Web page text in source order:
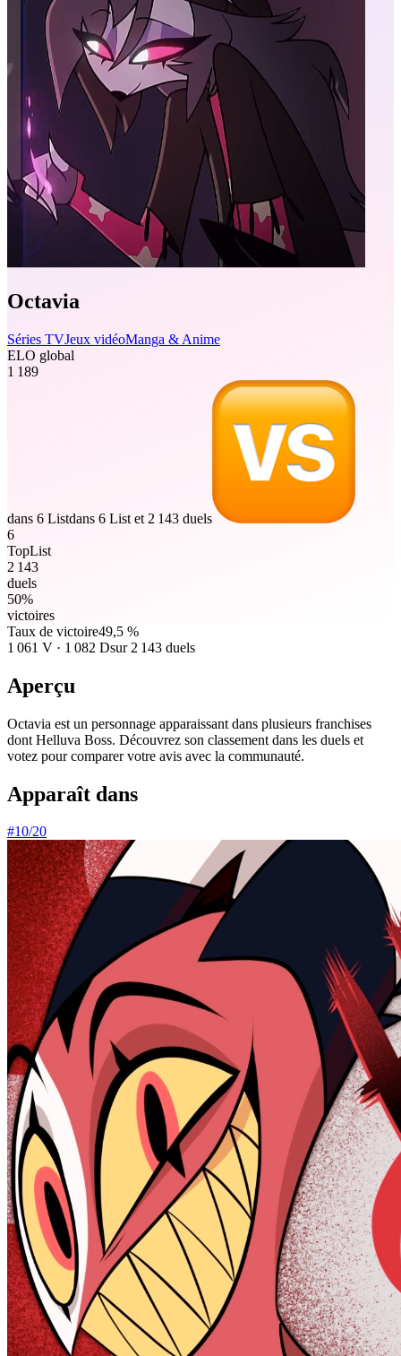
Octavia
Séries TVJeux vidéoManga & Anime
ELO global
1 189
dans 6 Listdans 6 List et 2 143 duels
6
TopList
2 143
duels
50%
victoires
Taux de victoire49,5 %
1 061 V · 1 082 Dsur 2 143 duels
Aperçu
Octavia est un personnage apparaissant dans plusieurs franchises
dont Helluva Boss. Découvrez son classement dans les duels et
votez pour comparer votre avis avec la communauté.
Apparaît dans
#10/20